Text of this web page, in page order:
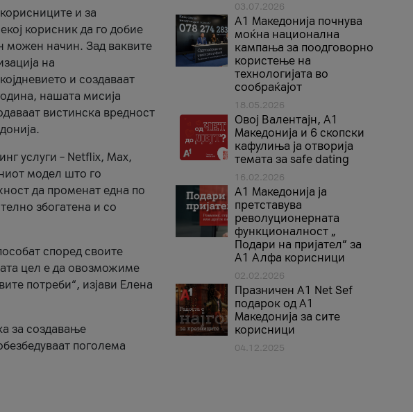
и за
корисник да го добие
можен начин. Зад ваквите
на
и создаваат
нашата мисија
вистинска вредност
услуги – Netflix, Max,
модел што го
да променат една по
збогатена и со
според своите
цел е да овозможиме
потреби“, изјави Елена
за создавање
поголема
03.07.2026
A1 Македонија почнува
моќна национална
кампања за поодговорно
користење на
технологијата во
сообраќајот
18.05.2026
Овој Валентајн, A1
Македонија и 6 скопски
кафулиња ја отворија
темата за safe dating
16.02.2026
А1 Македонија ја
претставува
револуционерната
функционалност „
Подари на пријател“ за
А1 Алфа корисници
02.02.2026
Празничен A1 Net Sеf
подарок од А1
Македонија за сите
корисници
04.12.2025